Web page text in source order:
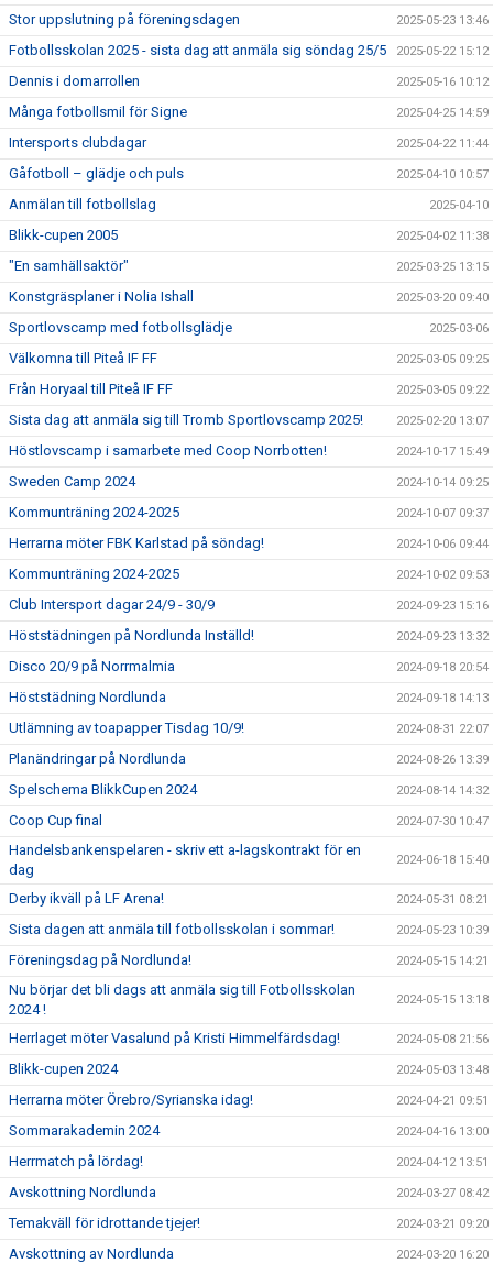
Stor uppslutning på föreningsdagen 2025-05-23 13:46
Fotbollsskolan 2025 - sista dag att anmäla sig söndag 25/5 2025-05-22 15:12
Dennis i domarrollen 2025-05-16 10:12
Många fotbollsmil för Signe 2025-04-25 14:59
Intersports clubdagar 2025-04-22 11:44
Gåfotboll – glädje och puls 2025-04-10 10:57
Anmälan till fotbollslag 2025-04-10
Blikk-cupen 2005 2025-04-02 11:38
"En samhällsaktör" 2025-03-25 13:15
Konstgräsplaner i Nolia Ishall 2025-03-20 09:40
Sportlovscamp med fotbollsglädje 2025-03-06
Välkomna till Piteå IF FF 2025-03-05 09:25
Från Horyaal till Piteå IF FF 2025-03-05 09:22
Sista dag att anmäla sig till Tromb Sportlovscamp 2025! 2025-02-20 13:07
Höstlovscamp i samarbete med Coop Norrbotten! 2024-10-17 15:49
Sweden Camp 2024 2024-10-14 09:25
Kommunträning 2024-2025 2024-10-07 09:37
Herrarna möter FBK Karlstad på söndag! 2024-10-06 09:44
Kommunträning 2024-2025 2024-10-02 09:53
Club Intersport dagar 24/9 - 30/9 2024-09-23 15:16
Höststädningen på Nordlunda Inställd! 2024-09-23 13:32
Disco 20/9 på Norrmalmia 2024-09-18 20:54
Höststädning Nordlunda 2024-09-18 14:13
Utlämning av toapapper Tisdag 10/9! 2024-08-31 22:07
Planändringar på Nordlunda 2024-08-26 13:39
Spelschema BlikkCupen 2024 2024-08-14 14:32
Coop Cup final 2024-07-30 10:47
Handelsbankenspelaren - skriv ett a-lagskontrakt för en
dag
2024-06-18 15:40
Derby ikväll på LF Arena! 2024-05-31 08:21
Sista dagen att anmäla till fotbollsskolan i sommar! 2024-05-23 10:39
Föreningsdag på Nordlunda! 2024-05-15 14:21
Nu börjar det bli dags att anmäla sig till Fotbollsskolan
2024 !
2024-05-15 13:18
Herrlaget möter Vasalund på Kristi Himmelfärdsdag! 2024-05-08 21:56
Blikk-cupen 2024 2024-05-03 13:48
Herrarna möter Örebro/Syrianska idag! 2024-04-21 09:51
Sommarakademin 2024 2024-04-16 13:00
Herrmatch på lördag! 2024-04-12 13:51
Avskottning Nordlunda 2024-03-27 08:42
Temakväll för idrottande tjejer! 2024-03-21 09:20
Avskottning av Nordlunda 2024-03-20 16:20